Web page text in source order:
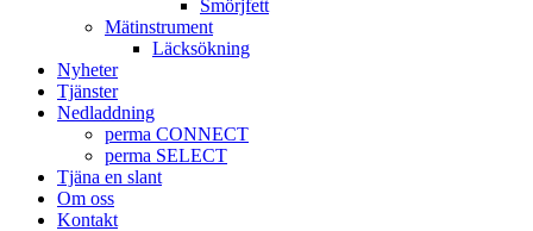
Smörjfett
Mätinstrument
Läcksökning
Nyheter
Tjänster
Nedladdning
perma CONNECT
perma SELECT
Tjäna en slant
Om oss
Kontakt